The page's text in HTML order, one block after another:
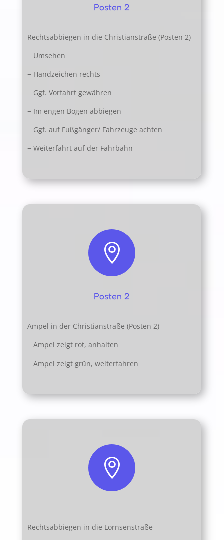
Posten 2
Rechtsabbiegen in die Christianstraße (Posten 2)
− Umsehen
− Handzeichen rechts
− Ggf. Vorfahrt gewähren
− Im engen Bogen abbiegen
− Ggf. auf Fußgänger/ Fahrzeuge achten
− Weiterfahrt auf der Fahrbahn

Posten 2
Ampel in der Christianstraße (Posten 2)
− Ampel zeigt rot, anhalten
− Ampel zeigt grün, weiterfahren

Rechtsabbiegen in die Lornsenstraße